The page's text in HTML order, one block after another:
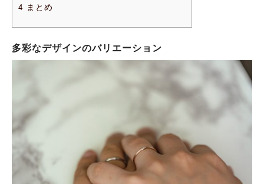
4 まとめ
多彩なデザインのバリエーション